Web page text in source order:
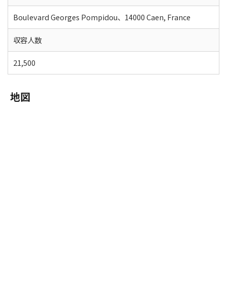
Boulevard Georges Pompidou、14000 Caen, France
収容人数
21,500
地図